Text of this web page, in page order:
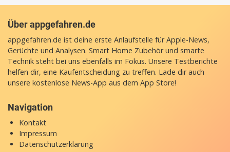
Über appgefahren.de
appgefahren.de ist deine erste Anlaufstelle für Apple-News,
Gerüchte und Analysen. Smart Home Zubehör und smarte
Technik steht bei uns ebenfalls im Fokus. Unsere Testberichte
helfen dir, eine Kaufentscheidung zu treffen. Lade dir auch
unsere kostenlose News-App aus dem App Store!
Navigation
Kontakt
Impressum
Datenschutzerklärung